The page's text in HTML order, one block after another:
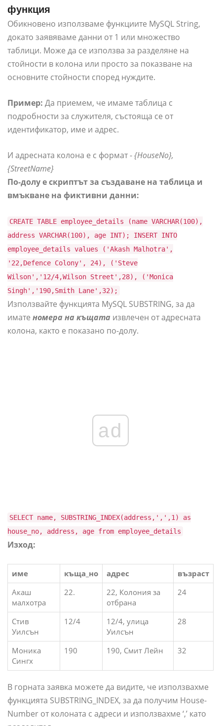
функция
Обикновено използваме функциите MySQL String,
докато заявяваме данни от 1 или множество
таблици. Може да се използва за разделяне на
стойности в колона или просто за показване на
основните стойности според нуждите.
Пример: Да приемем, че имаме таблица с
подробности за служителя, състояща се от
идентификатор, име и адрес.
И адресната колона е с формат -{HouseNo},
{StreetName}
По-долу е скриптът за създаване на таблица и
вмъкване на фиктивни данни:
CREATE TABLE employee_details (name VARCHAR(100),
address VARCHAR(100), age INT); INSERT INTO
employee_details values ('Akash Malhotra',
'22,Defence Colony', 24), ('Steve
Wilson','12/4,Wilson Street',28), ('Monica
Singh','190,Smith Lane',32);
Използвайте функцията MySQL SUBSTRING, за да
имате номера на къщата извлечен от адресната
колона, както е показано по-долу.
ad
SELECT name, SUBSTRING_INDEX(address,',',1) as
house_no, address, age from employee_details
Изход:
име къща_но адрес
възраст
Акаш
малхотра
22.
22, Колония за
отбрана
24
Стив
Уилсън
12/4
12/4, улица
Уилсън
28
Моника
Сингх
190 190, Смит Лейн 32
В горната заявка можете да видите, че използвахме
функцията SUBSTRING_INDEX, за да получим House-
Number от колоната с адреси и използвахме ‘,’ като